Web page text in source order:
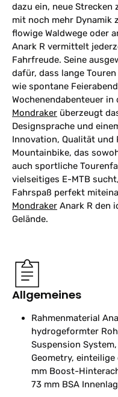
dazu ein, neue Strecken
mit noch mehr Dynamik
flowige Waldwege oder
Anark R vermittelt
Fahrfreude. Seine
dafür, dass lange
wie spontane
Wochenendabenteuer
Mondraker überzeugt
Designsprache und
Innovation, Qualität und
Mountainbike, das
auch sportliche
vielseitiges E-MTB
Fahrspaß perfekt
Mondraker Anark R den
Gelände.
Allgemeines
Rahmenmaterial
hydrogeformter
Suspension
Geometry, einteilige
mm Boost-
73 mm BSA